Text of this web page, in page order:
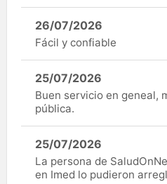
26/07/2026
Fácil y confiable
25/07/2026
Buen servicio en geneal,
pública.
25/07/2026
La persona de
en Imed lo pudieron